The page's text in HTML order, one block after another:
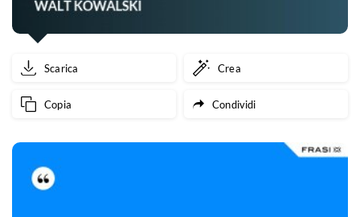
Scarica Crea
Copia Condividi